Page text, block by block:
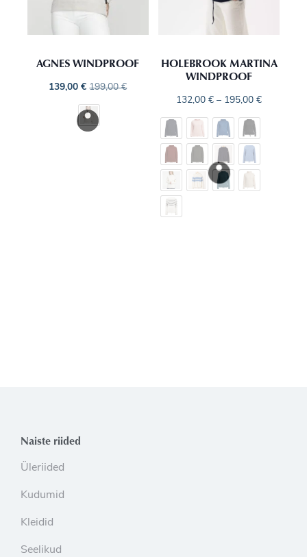
AGNES WINDPROOF
139,00€ 199,00€
HOLEBROOK MARTINA
WINDPROOF
132,00€ – 195,00€
Naiste riided
Üleriided
Kudumid
Kleidid
Seelikud